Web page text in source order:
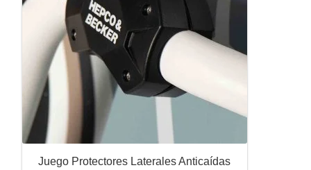
Juego Protectores Laterales Anticaídas